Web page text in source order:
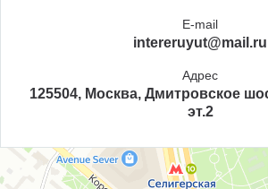
E-mail
intereruyut@mail.ru
Адрес
125504, Москва, Дмитровское
эт.2